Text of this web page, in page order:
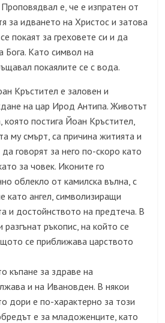
е, че е изпратен от
за идването на Христос и затова
покаят за греховете си и да
Бога. Катосимвол на
покаялите се с вода.
Кръстител е заловен и
на цар Ирод Антипа. Животът
която постига Йоан Кръстител,
му смърт, са причина житията и
говорят за него по-скоро като
за човек. Иконите го
облекло от камилска вълна, с
като ангел, символизиращи
и достойнството на предтеча. В
ръкопис, на който се
се приближава царството
къпане за здраве на
и на Ивановден. В някои
дори е по-характерно за този
е за младоженците, като